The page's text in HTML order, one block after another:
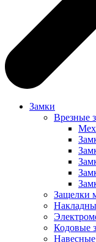
Замки
Врезные
Защелки
Кодовые